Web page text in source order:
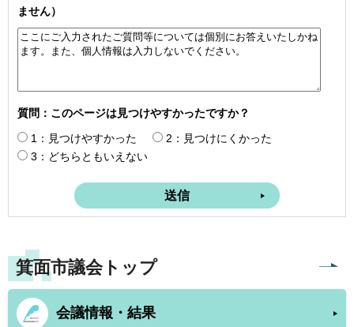
ません）
質問：このページは見つけやすかったですか？
1：見つけやすかった
2：見つけにくかった
3：どちらともいえない
箕面市議会トップ
会議情報・結果